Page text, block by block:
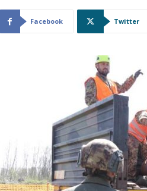
Facebook Twitter